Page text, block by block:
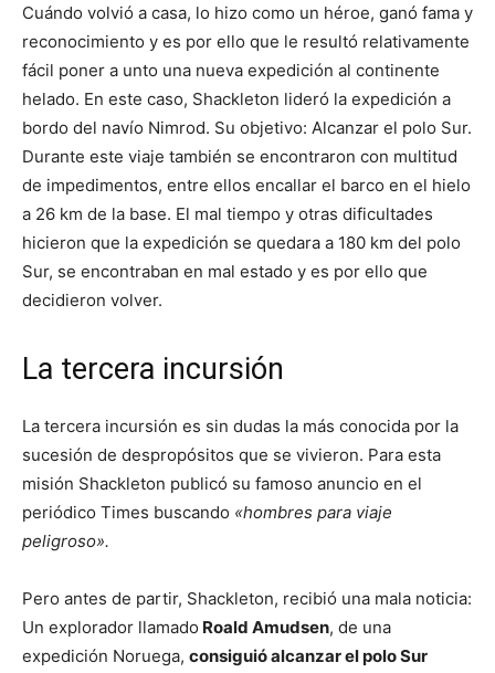
Cuándo volvió a casa, lo hizo como un héroe, ganó fama y
reconocimiento y es por ello que le resultó relativamente
fácil poner a unto una nueva expedición al continente
helado. En este caso, Shackleton lideró la expedición a
bordo del navío Nimrod. Su objetivo: Alcanzar el polo Sur.
Durante este viaje también se encontraron con multitud
de impedimentos, entre ellos encallar el barco en el hielo
a 26 km de la base. El mal tiempo y otras dificultades
hicieron que la expedición se quedara a 180 km del polo
Sur, se encontraban en mal estado y es por ello que
decidieron volver.
La tercera incursión
La tercera incursión es sin dudas la más conocida por la
sucesión de despropósitos que se vivieron. Para esta
misión Shackleton publicó su famoso anuncio en el
periódico Times buscando «hombres para viaje
peligroso».
Pero antes de partir, Shackleton, recibió una mala noticia:
Un explorador llamado Roald Amudsen, de una
expedición Noruega, consiguió alcanzar el polo Sur